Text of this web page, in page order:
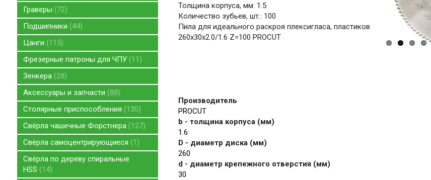
Граверы
72
Подшипники
44
Цанги
115
Фрезерные патроны для ЧПУ 11
Зенкера 28
Аксессуары и запчасти
88
Столярные приспособления
130
Свёрла чашечные Форстнера 127
Свёрла самоцентрирующиеся
1
Свёрла по дереву спиральные
HSS
14
Толщина корпуса, мм: 1.5
Количество зубьев, шт.: 100
Пила для идеального раскроя плексигласа, пластиков
260x30x2.0/1.6 Z=100 PROCUT
Производитель
PROCUT
b - толщина корпуса (мм)
1.6
D - диаметр диска (мм)
260
d - диаметр крепежного отверстия (мм)
30